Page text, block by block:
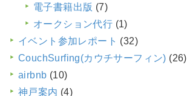
電子書籍出版 (7)
オークション代行 (1)
イベント参加レポート (32)
CouchSurfing(カウチサーフィン) (26)
airbnb (10)
神戸案内 (4)